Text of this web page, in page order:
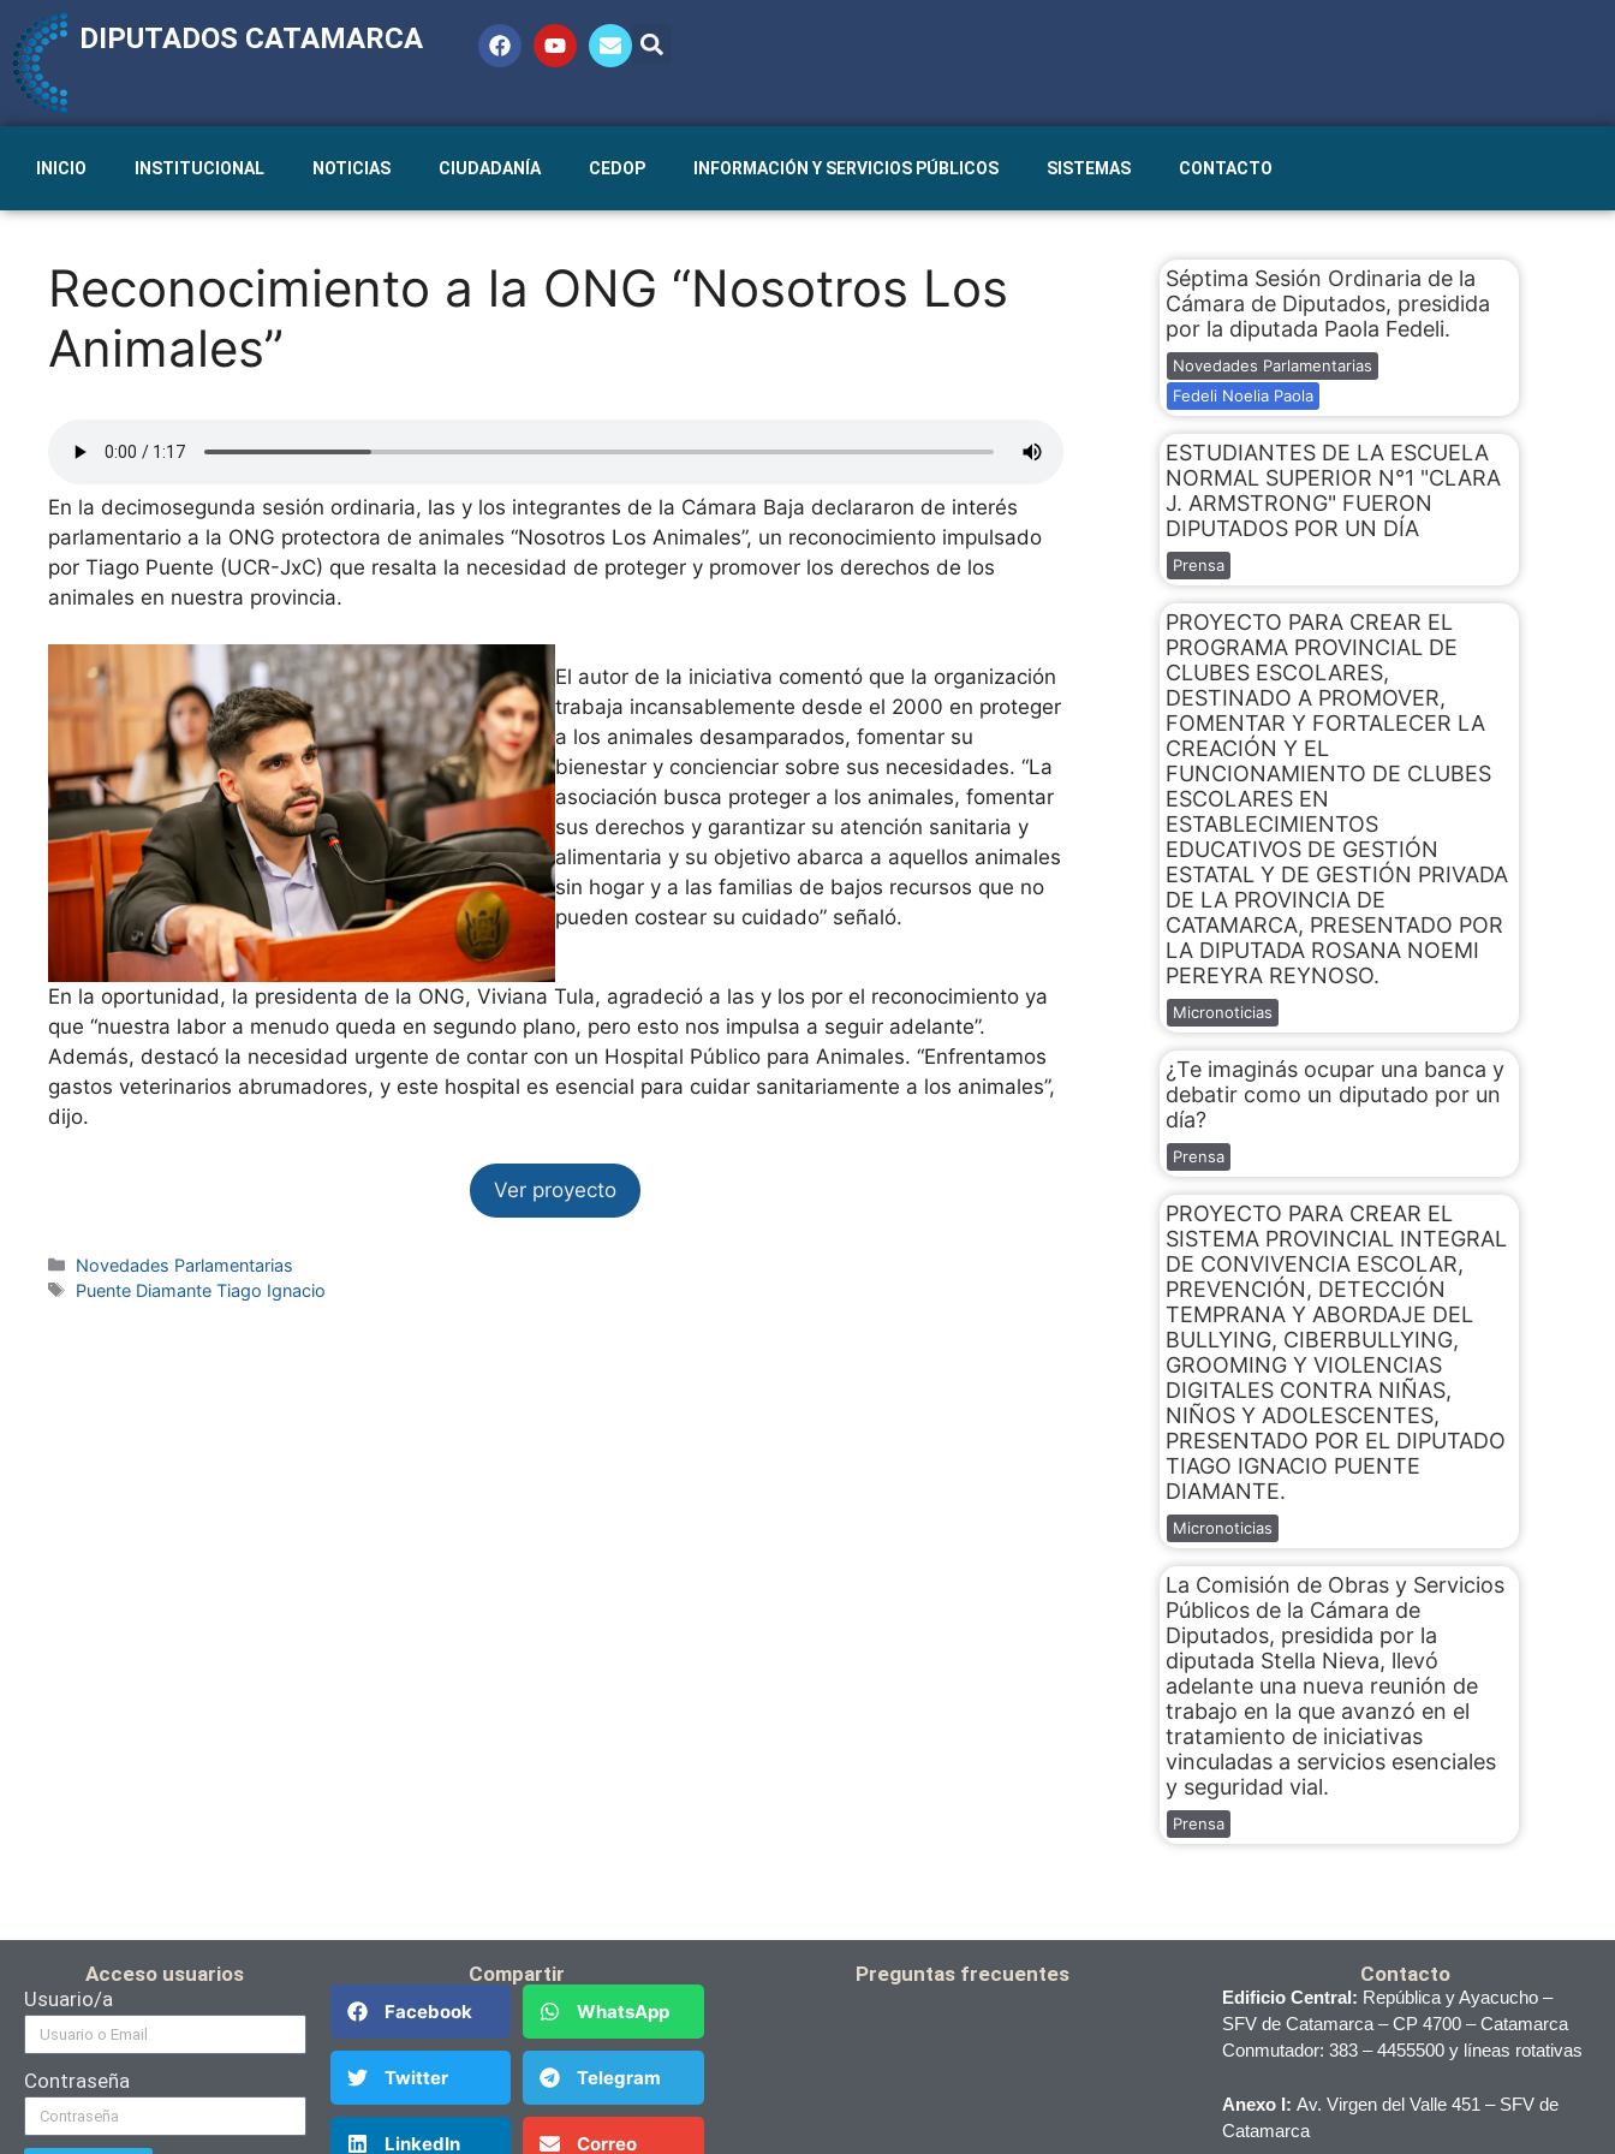
DIPUTADOS CATAMARCA
INICIO INSTITUCIONAL NOTICIAS CIUDADANÍA CEDOP INFORMACIÓN Y SERVICIOS PÚBLICOS SISTEMAS CONTACTO
Reconocimiento a la ONG “Nosotros Los
Animales”
En la decimosegunda sesión ordinaria, las y los integrantes de la Cámara Baja declararon de interés
parlamentario a la ONG protectora de animales “Nosotros Los Animales”, un reconocimiento impulsado
por Tiago Puente (UCR-JxC) que resalta la necesidad de proteger y promover los derechos de los
animales en nuestra provincia.
El autor de la iniciativa comentó que la organización
trabaja incansablemente desde el 2000 en proteger
a los animales desamparados, fomentar su
bienestar y concienciar sobre sus necesidades. “La
asociación busca proteger a los animales, fomentar
sus derechos y garantizar su atención sanitaria y
alimentaria y su objetivo abarca a aquellos animales
sin hogar y a las familias de bajos recursos que no
pueden costear su cuidado” señaló.
En la oportunidad, la presidenta de la ONG, Viviana Tula, agradeció a las y los por el reconocimiento ya
que “nuestra labor a menudo queda en segundo plano, pero esto nos impulsa a seguir adelante”.
Además, destacó la necesidad urgente de contar con un Hospital Público para Animales. “Enfrentamos
gastos veterinarios abrumadores, y este hospital es esencial para cuidar sanitariamente a los animales”,
dijo.
Ver proyecto
Novedades Parlamentarias
Puente Diamante Tiago Ignacio
Séptima Sesión Ordinaria de la
Cámara de Diputados, presidida
por la diputada Paola Fedeli.
Novedades Parlamentarias
Fedeli Noelia Paola
ESTUDIANTES DE LA ESCUELA
NORMAL SUPERIOR N°1 "CLARA
J. ARMSTRONG" FUERON
DIPUTADOS POR UN DÍA
Prensa
PROYECTO PARA CREAR EL
PROGRAMA PROVINCIAL DE
CLUBES ESCOLARES,
DESTINADO A PROMOVER,
FOMENTAR Y FORTALECER LA
CREACIÓN Y EL
FUNCIONAMIENTO DE CLUBES
ESCOLARES EN
ESTABLECIMIENTOS
EDUCATIVOS DE GESTIÓN
ESTATAL Y DE GESTIÓN PRIVADA
DE LA PROVINCIA DE
CATAMARCA, PRESENTADO POR
LA DIPUTADA ROSANA NOEMI
PEREYRA REYNOSO.
Micronoticias
¿Te imaginás ocupar una banca y
debatir como un diputado por un
día?
Prensa
PROYECTO PARA CREAR EL
SISTEMA PROVINCIAL INTEGRAL
DE CONVIVENCIA ESCOLAR,
PREVENCIÓN, DETECCIÓN
TEMPRANA Y ABORDAJE DEL
BULLYING, CIBERBULLYING,
GROOMING Y VIOLENCIAS
DIGITALES CONTRA NIÑAS,
NIÑOS Y ADOLESCENTES,
PRESENTADO POR EL DIPUTADO
TIAGO IGNACIO PUENTE
DIAMANTE.
Micronoticias
La Comisión de Obras y Servicios
Públicos de la Cámara de
Diputados, presidida por la
diputada Stella Nieva, llevó
adelante una nueva reunión de
trabajo en la que avanzó en el
tratamiento de iniciativas
vinculadas a servicios esenciales
y seguridad vial.
Prensa
Acceso usuarios
Usuario/a
Contraseña
Compartir
Facebook WhatsApp
Twitter Telegram
LinkedIn Correo
Preguntas frecuentes Contacto
Edificio Central: República y Ayacucho –
SFV de Catamarca – CP 4700 – Catamarca
Conmutador: 383 – 4455500 y líneas rotativas
Anexo I: Av. Virgen del Valle 451 – SFV de
Catamarca